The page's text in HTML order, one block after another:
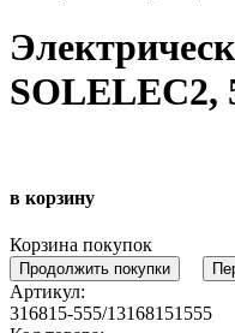
SOLELEC2,
в корзину
Корзина покупок
Продолжить покупки
Артикул:
316815-555/13168151555